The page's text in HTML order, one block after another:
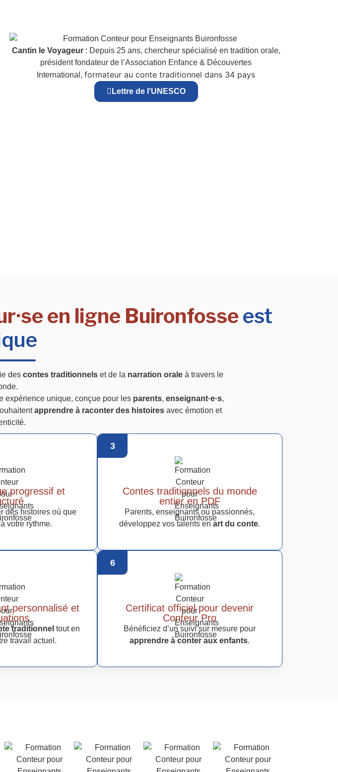
Cantin le Voyageur: Depuis 25 ans, chercheur spécialisé en tradition orale,
président fondateur de l’Association Enfance & Découvertes
International, formateur au conte traditionnel dans 34 pays
Lettre de l'UNESCO
en ligne Buironfosseest
des contes traditionnelset de la narration oraleà travers le
expérience unique, conçue pour les parents, enseignant·e·s,
apprendre à raconter des histoires avec émotion et
progressif et
des histoires où que
votre rythme.
3
Contes traditionnels du monde
entier en PDF
Parents, enseignants ou passionnés,
développez vos talents enart du conte.
personnalisé et
traditionnel tout en
travail actuel.
6
Certificat officiel pour devenir
Conteur Pro
Bénéficiez d’un suivi sur mesure pour
apprendre à conter aux enfants.